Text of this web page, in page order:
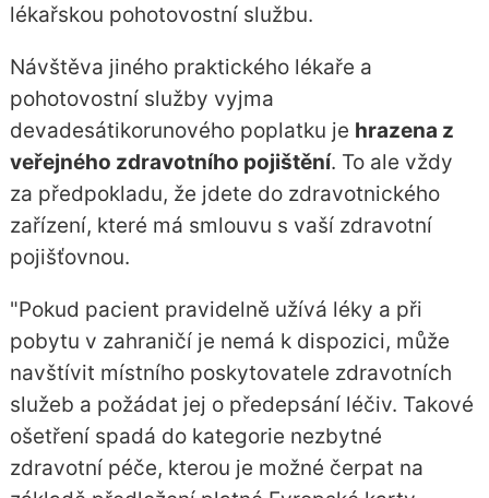
lékařskou pohotovostní službu.
Návštěva jiného praktického lékaře a
pohotovostní služby vyjma
devadesátikorunového poplatku je hrazena z
veřejného zdravotního pojištění. To ale vždy
za předpokladu, že jdete do zdravotnického
zařízení, které má smlouvu s vaší zdravotní
pojišťovnou.
"Pokud pacient pravidelně užívá léky a při
pobytu v zahraničí je nemá k dispozici, může
navštívit místního poskytovatele zdravotních
služeb a požádat jej o předepsání léčiv. Takové
ošetření spadá do kategorie nezbytné
zdravotní péče, kterou je možné čerpat na